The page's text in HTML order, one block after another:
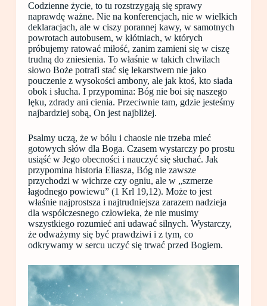
Codzienne życie, to tu rozstrzygają się sprawy
naprawdę ważne. Nie na konferencjach, nie w wielkich
deklaracjach, ale w ciszy porannej kawy, w samotnych
powrotach autobusem, w kłótniach, w których
próbujemy ratować miłość, zanim zamieni się w ciszę
trudną do zniesienia. To właśnie w takich chwilach
słowo Boże potrafi stać się lekarstwem nie jako
pouczenie z wysokości ambony, ale jak ktoś, kto siada
obok i słucha. I przypomina: Bóg nie boi się naszego
lęku, zdrady ani cienia. Przeciwnie tam, gdzie jesteśmy
najbardziej sobą, On jest najbliżej.
Psalmy uczą, że w bólu i chaosie nie trzeba mieć
gotowych słów dla Boga. Czasem wystarczy po prostu
usiąść w Jego obecności i nauczyć się słuchać. Jak
przypomina historia Eliasza, Bóg nie zawsze
przychodzi w wichrze czy ogniu, ale w „szmerze
łagodnego powiewu” (1 Krl 19,12). Może to jest
właśnie najprostsza i najtrudniejsza zarazem nadzieja
dla współczesnego człowieka, że nie musimy
wszystkiego rozumieć ani udawać silnych. Wystarczy,
że odważymy się być prawdziwi i z tym, co
odkrywamy w sercu uczyć się trwać przed Bogiem.